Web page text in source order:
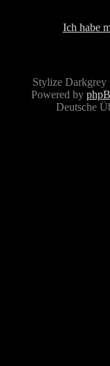
Ich habe
Stylize
Powered by
Deutsche